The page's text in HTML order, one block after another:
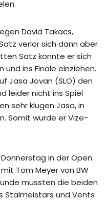
David Takacs,
verlor sich dann aber
Satz konnte er sich
ins Finale einziehen.
Jasa Jovan (SLO) den
leider nicht ins Spiel
sehr klugen Jasa, in
Somit wurde er Vize-
in der Open
Tom Meyer von BW
mussten die beiden
Stalmeistars und Vents